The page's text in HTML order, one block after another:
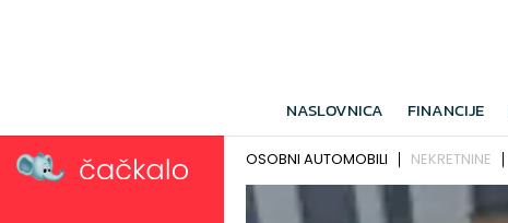
NASLOVNICA FINANCIJE